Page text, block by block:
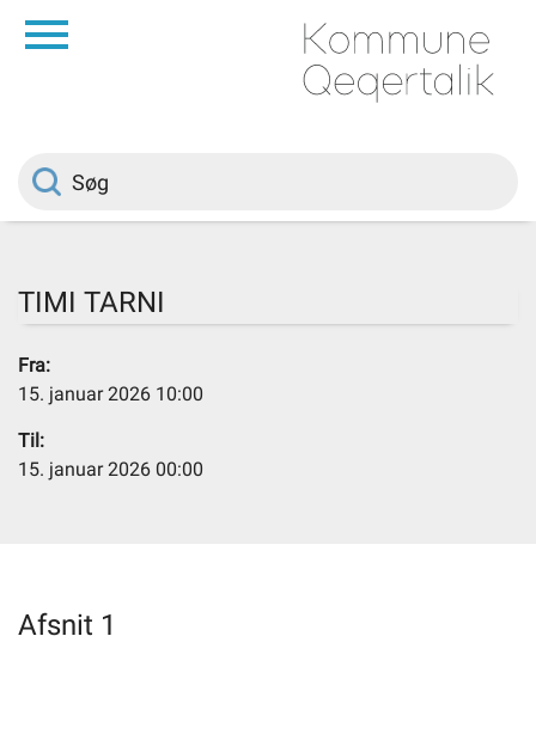
Borger
Vedtægter
Selvbetjening
TIMI TARNI
Fra:
15. januar 2026 10:00
Til:
15. januar 2026 00:00
Afsnit 1